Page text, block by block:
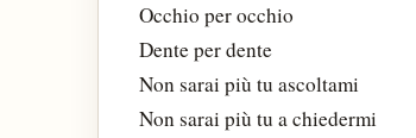
Occhio per occhio
Dente per dente
Non sarai più tu ascoltami
Non sarai più tu a chiedermi